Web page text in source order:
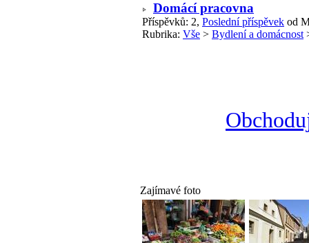
Domácí pracovna
Příspěvků: 2, Poslední příspěvek od
Rubrika: Vše > Bydlení a domácnost
Zajímavé foto